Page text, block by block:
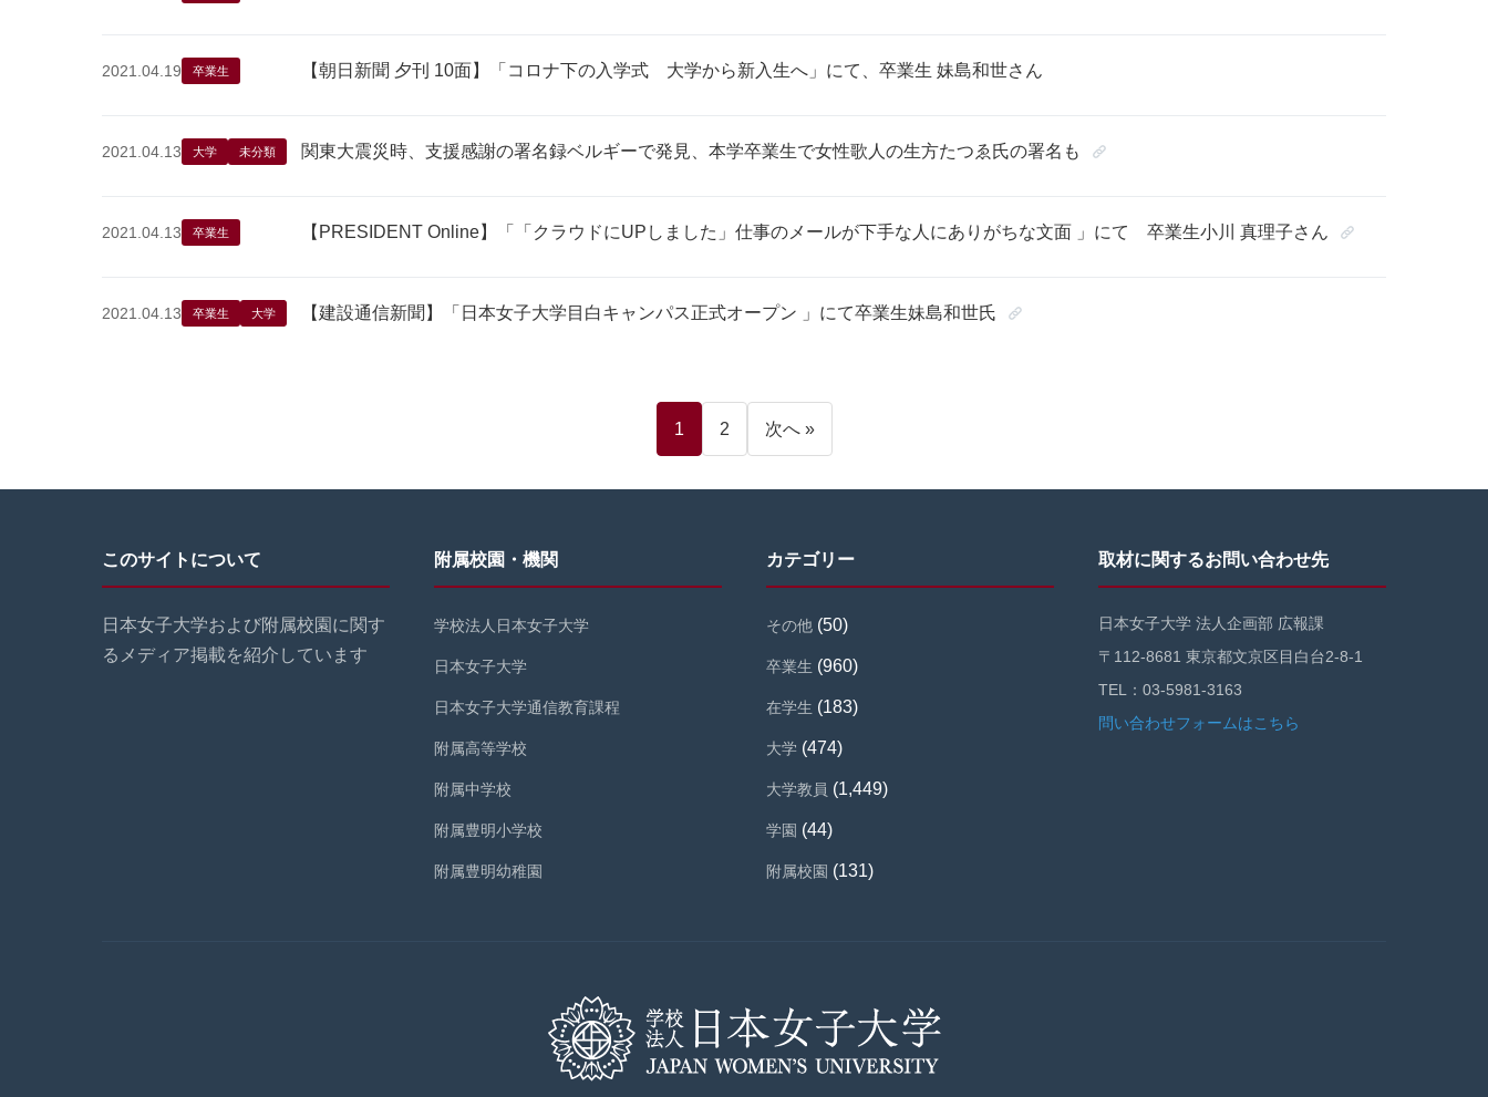
2021.04.19 卒業生 【朝日新聞 夕刊 10面】「コロナ下の入学式 大学から新入生へ」にて、卒業生 妹島和世さん
2021.04.13 大学 未分類 関東大震災時、支援感謝の署名録ベルギーで発見、本学卒業生で女性歌人の生方たつゑ氏の署名も
2021.04.13 卒業生 【PRESIDENT Online】「「クラウドにUPしました」仕事のメールが下手な人にありがちな文面 」にて 卒業生小川 真理子さん
2021.04.13 卒業生 大学 【建設通信新聞】「日本女子大学目白キャンパス正式オープン 」にて卒業生妹島和世氏
ペ
ジ
1 2 次へ »
このサイトについて
日本女子大学および附属校園に関す
るメディア掲載を紹介しています
附属校園・機関
学校法人日本女子大学
日本女子大学
日本女子大学通信教育課程
附属高等学校
附属中学校
附属豊明小学校
附属豊明幼稚園
カテゴリー
その他 (50)
卒業生 (960)
在学生 (183)
大学 (474)
大学教員 (1,449)
学園 (44)
附属校園 (131)
取材に関するお問い合わせ先
日本女子大学 法人企画部 広報課
〒112-8681 東京都文京区目白台2-8-1
TEL：03-5981-3163
問い合わせフォームはこちら